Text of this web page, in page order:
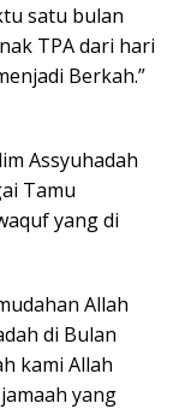
satu bulan
TPA dari hari
Berkah.”
Assyuhadah
Tamu
yang di
Allah
di Bulan
kami Allah
yang